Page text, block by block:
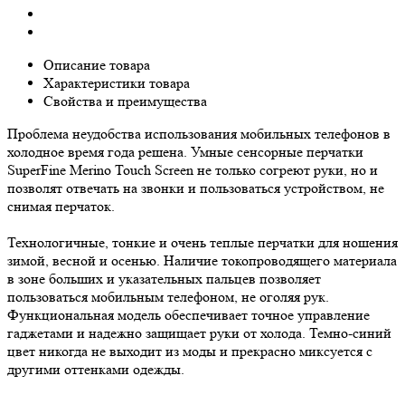
Описание товара
Характеристики товара
Свойства и преимущества
Проблема неудобства использования мобильных телефонов в
холодное время года решена. Умные сенсорные перчатки
SuperFine Merino Touch Screen не только согреют руки, но и
позволят отвечать на звонки и пользоваться устройством, не
снимая перчаток.
Технологичные, тонкие и очень теплые перчатки для ношения
зимой, весной и осенью. Наличие токопроводящего материала
в зоне больших и указательных пальцев позволяет
пользоваться мобильным телефоном, не оголяя рук.
Функциональная модель обеспечивает точное управление
гаджетами и надежно защищает руки от холода. Темно-синий
цвет никогда не выходит из моды и прекрасно миксуется с
другими оттенками одежды.